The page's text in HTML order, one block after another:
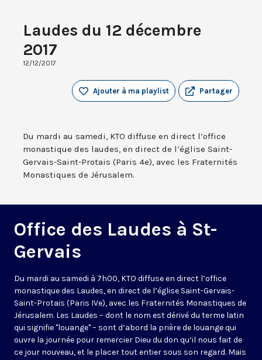
Laudes du 12 décembre
2017
12/12/2017
Partager
Ajouter à ma playlist
Du mardi au samedi, KTO diffuse en direct l’office
monastique des laudes, en direct de l’église Saint-
Gervais-Saint-Protais (Paris 4e), avec les Fraternités
Monastiques de Jérusalem.
Office des Laudes à St-
Gervais
Du mardi au samedi à 7h00, KTO diffuse en direct l’office
monastique des Laudes, en direct de l’église Saint-Gervais-
Saint-Protais (Paris IVe), avec les Fraternités Monastiques de
Jérusalem. Les Laudes – dont le nom est dérivé du terme latin
qui signifie "louange" – sont d’abord la prière de louange qui
ouvre la journée pour remercier Dieu du don qu’il nous fait de
ce jour nouveau, et le placer tout entier sous son regard. Mais